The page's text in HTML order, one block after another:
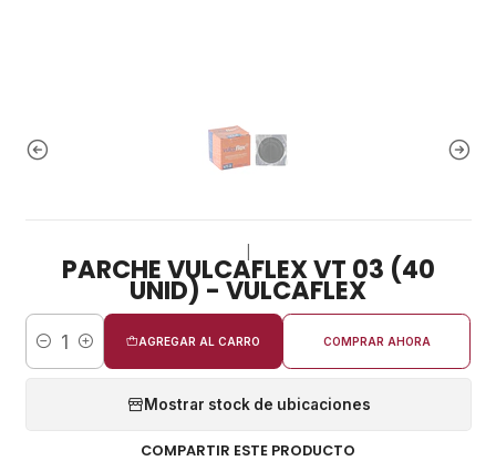
PARCHE VULCAFLEX VT 03 (40
UNID) - VULCAFLEX
Cantidad
AGREGAR AL CARRO COMPRAR AHORA
Mostrar stock de ubicaciones
COMPARTIR ESTE PRODUCTO